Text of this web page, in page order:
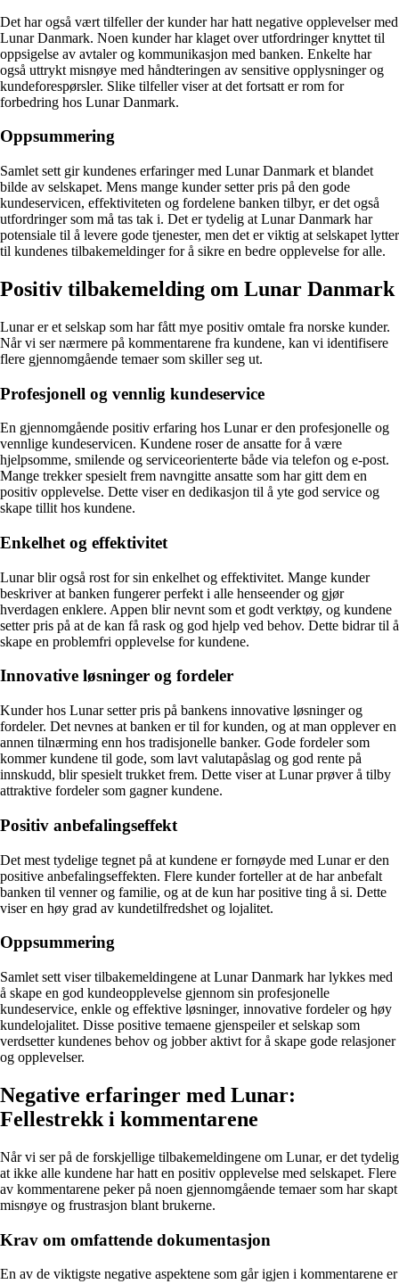
Det har også vært tilfeller der kunder har hatt negative opplevelser med
Lunar Danmark. Noen kunder har klaget over utfordringer knyttet til
oppsigelse av avtaler og kommunikasjon med banken. Enkelte har
også uttrykt misnøye med håndteringen av sensitive opplysninger og
kundeforespørsler. Slike tilfeller viser at det fortsatt er rom for
forbedring hos Lunar Danmark.
Oppsummering
Samlet sett gir kundenes erfaringer med Lunar Danmark et blandet
bilde av selskapet. Mens mange kunder setter pris på den gode
kundeservicen, effektiviteten og fordelene banken tilbyr, er det også
utfordringer som må tas tak i. Det er tydelig at Lunar Danmark har
potensiale til å levere gode tjenester, men det er viktig at selskapet lytter
til kundenes tilbakemeldinger for å sikre en bedre opplevelse for alle.
Positiv tilbakemelding om Lunar Danmark
Lunar er et selskap som har fått mye positiv omtale fra norske kunder.
Når vi ser nærmere på kommentarene fra kundene, kan vi identifisere
flere gjennomgående temaer som skiller seg ut.
Profesjonell og vennlig kundeservice
En gjennomgående positiv erfaring hos Lunar er den profesjonelle og
vennlige kundeservicen. Kundene roser de ansatte for å være
hjelpsomme, smilende og serviceorienterte både via telefon og e-post.
Mange trekker spesielt frem navngitte ansatte som har gitt dem en
positiv opplevelse. Dette viser en dedikasjon til å yte god service og
skape tillit hos kundene.
Enkelhet og effektivitet
Lunar blir også rost for sin enkelhet og effektivitet. Mange kunder
beskriver at banken fungerer perfekt i alle henseender og gjør
hverdagen enklere. Appen blir nevnt som et godt verktøy, og kundene
setter pris på at de kan få rask og god hjelp ved behov. Dette bidrar til å
skape en problemfri opplevelse for kundene.
Innovative løsninger og fordeler
Kunder hos Lunar setter pris på bankens innovative løsninger og
fordeler. Det nevnes at banken er til for kunden, og at man opplever en
annen tilnærming enn hos tradisjonelle banker. Gode fordeler som
kommer kundene til gode, som lavt valutapåslag og god rente på
innskudd, blir spesielt trukket frem. Dette viser at Lunar prøver å tilby
attraktive fordeler som gagner kundene.
Positiv anbefalingseffekt
Det mest tydelige tegnet på at kundene er fornøyde med Lunar er den
positive anbefalingseffekten. Flere kunder forteller at de har anbefalt
banken til venner og familie, og at de kun har positive ting å si. Dette
viser en høy grad av kundetilfredshet og lojalitet.
Oppsummering
Samlet sett viser tilbakemeldingene at Lunar Danmark har lykkes med
å skape en god kundeopplevelse gjennom sin profesjonelle
kundeservice, enkle og effektive løsninger, innovative fordeler og høy
kundelojalitet. Disse positive temaene gjenspeiler et selskap som
verdsetter kundenes behov og jobber aktivt for å skape gode relasjoner
og opplevelser.
Negative erfaringer med Lunar:
Fellestrekk i kommentarene
Når vi ser på de forskjellige tilbakemeldingene om Lunar, er det tydelig
at ikke alle kundene har hatt en positiv opplevelse med selskapet. Flere
av kommentarene peker på noen gjennomgående temaer som har skapt
misnøye og frustrasjon blant brukerne.
Krav om omfattende dokumentasjon
En av de viktigste negative aspektene som går igjen i kommentarene er